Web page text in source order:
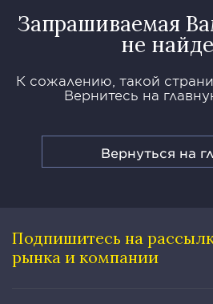
Запрашиваемая
не
К сожалению, такой
Вернитесь на
Вернуться на
Подпишитесь на
рынка и компании